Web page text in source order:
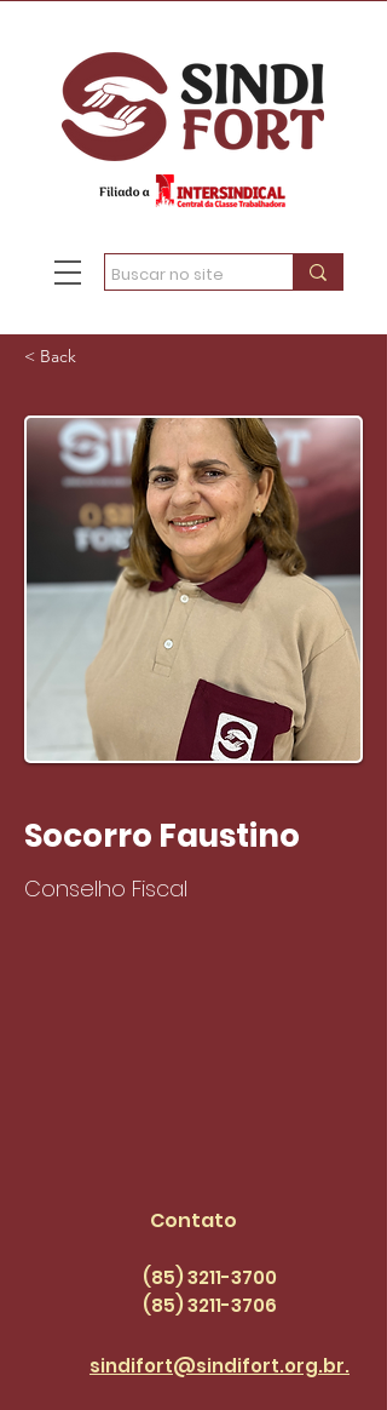
< Back
Socorro Faustino
Conselho Fiscal
Contato
(85) 3211-3700
(85) 3211-3706
sindifort@sindifort.org.br.